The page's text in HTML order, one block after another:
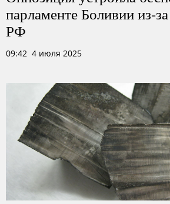
парламенте Боливии из-
РФ
09:42 4 июля 2025